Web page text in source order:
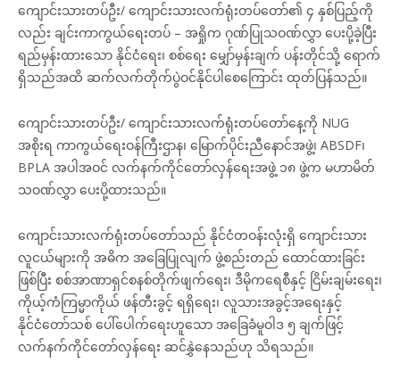
ကျောင်းသားတပ်ဦး/ ကျောင်းသားလက်ရုံးတပ်တော်၏ ၄ နှစ်ပြည့်ကို
လည်း ချင်းကာကွယ်ရေးတပ် – အရှိုက ဂုဏ်ပြုသဝဏ်လွှာ ပေးပို့ခဲ့ပြီး
ရည်မှန်းထားသော နိုင်ငံရေး၊ စစ်ရေး‌ မျှော်မှန်းချက် ပန်းတိုင်သို့ ရောက်
ရှိသည်အထိ ဆက်လက်တိုက်ပွဲဝင်နိုင်ပါစေကြောင်း ထုတ်ပြန်သည်။
ကျောင်းသားတပ်ဦး/ ကျောင်းသားလက်ရုံးတပ်တော်နေ့ကို NUG
အစိုးရ ကာကွယ်ရေးဝန်ကြီးဌာန၊ မြောက်ပိုင်းညီနောင်အဖွဲ့၊ ABSDF၊
BPLA အပါအဝင် လက်နက်ကိုင်တော်လှန်ရေးအဖွဲ့ ၁၈ ဖွဲ့က မဟာမိတ်
သဝဏ်လွှာ ပေးပို့ထားသည်။
ကျောင်းသားလက်ရုံးတပ်တော်သည် နိုင်ငံတဝန်းလုံးရှိ ကျောင်းသား
လူငယ်များကို အဓိက အခြေပြုလျက် ဖွဲ့စည်းတည် ထောင်ထားခြင်း
ဖြစ်ပြီး စစ်အာဏာရှင်စနစ်တိုက်ဖျက်ရေး၊ ဒီမိုကရေစီနှင့် ငြိမ်းချမ်းရေး၊
ကိုယ့်ကံကြမ္မာကိုယ် ဖန်တီးခွင့် ရရှိရေး၊ လူသားအခွင့်အရေးနှင့်
နိုင်ငံတော်သစ် ပေါ်ပေါက်ရေးဟူသော အခြေခံမူဝါဒ ၅ ချက်ဖြင့်
လက်နက်ကိုင်တော်လှန်ရေး ဆင်နွှဲနေသည်ဟု သိရသည်။